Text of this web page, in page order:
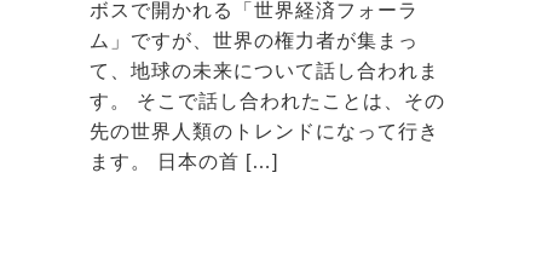
ボスで開かれる「世界経済フォーラ
ム」ですが、世界の権力者が集まっ
て、地球の未来について話し合われま
す。 そこで話し合われたことは、その
先の世界人類のトレンドになって行き
ます。 日本の首 […]